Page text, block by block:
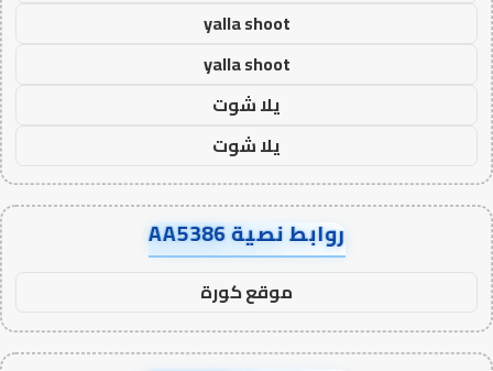
yalla shoot
yalla shoot
يلا شوت
يلا شوت
روابط نصية AA5386
موقع كورة